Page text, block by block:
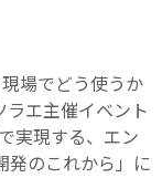
場でどう使うか
ラエ主催イベント
実現する、エン
発のこれから」に